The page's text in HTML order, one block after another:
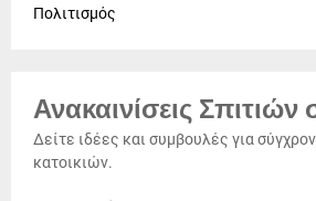
Πολιτισμός
Ανακαινίσεις
Δείτε ιδέες και συμβουλές για
κατοικιών.